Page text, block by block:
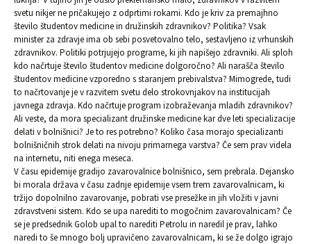
svetu nikjer ne pričakujejo z odprtimi rokami. Kdo je kriv za premajhno
število študentov medicine in družinskih zdravnikov? Politika? Vsak
minister za zdravje ima ob sebi posvetovalno telo, sestavljeno iz vrhunskih
zdravnikov. Politiki potrjujejo programe, ki jih napišejo zdravniki. Ali sploh
kdo načrtuje število študentov medicine dolgoročno? Ali narašča število
študentov medicine vzporedno s staranjem prebivalstva? Mimogrede, tudi
to načrtovanje je v razvitem svetu delo strokovnjakov na institucijah
javnega zdravja. Kdo načrtuje program izobraževanja mladih zdravnikov?
Ali veste, da mora specializant družinske medicine kar dve leti specializacije
delati v bolnišnici? Je to res potrebno? Koliko časa morajo specializanti
bolnišničnih strok delati na nivoju primarnega varstva? Če sem prav videla
na internetu, niti enega meseca.
V času epidemije gradijo zavarovalnice bolnišnico, sem prebrala. Dejansko
bi morala država v času zadnje epidemije vsem trem zavarovalnicam, ki
tržijo dopolnilno zavarovanje, pobrati vse presežke in jih vložiti v javni
zdravstveni sistem. Kdo se upa narediti to mogočnim zavarovalnicam? Če
se je predsednik Golob upal to narediti Petrolu in naredil je prav, lahko
naredi to še mnogo bolj upravičeno zavarovalnicam, ki se že dolgo igrajo